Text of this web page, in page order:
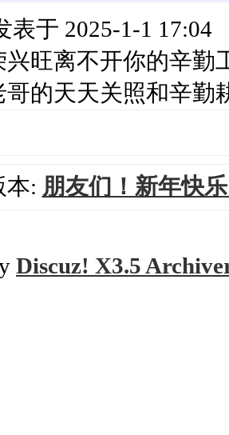
表于 2025-1-1 17:04
旺离不开你的辛勤
哥的天天关照和辛勤
本: 朋友们！新年快
Discuz! X3.5